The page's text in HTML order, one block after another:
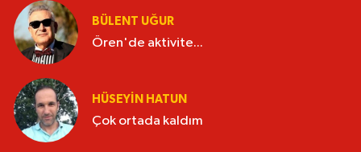
BÜLENT UĞUR
Ören'de aktivite...
HÜSEYIN HATUN
Çok ortada kaldım